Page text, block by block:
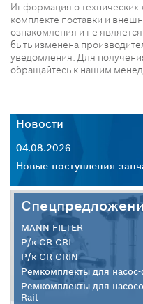
Информация о технических
комплекте поставки и
ознакомления и не
быть изменена
уведомления. Для
обращайтесь к нашим
Новости
04.08.2026
Новые поступления
MANN FILTER
Р/к CR CRI
Р/к CR CRIN
Ремкомплекты для
Ремкомплекты для
Rail